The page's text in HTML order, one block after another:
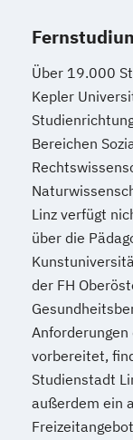
Über 19.000
Kepler
Bereichen
Linz verfügt
über die
der FH
vorbereitet,
Studienstadt
außerdem ein